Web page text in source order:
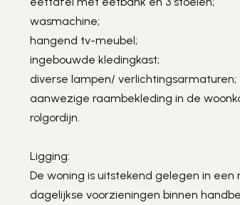
wasmachine;
hangend tv-meubel;
ingebouwde kledingkast;
diverse lampen/ verlichtingsarmaturen;
aanwezige raambekleding in de
rolgordijn.
Ligging:
De woning is uitstekend gelegen in
dagelijkse voorzieningen binnen